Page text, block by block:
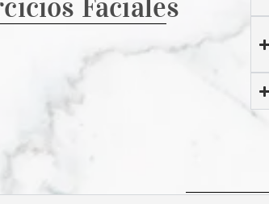
Faciales